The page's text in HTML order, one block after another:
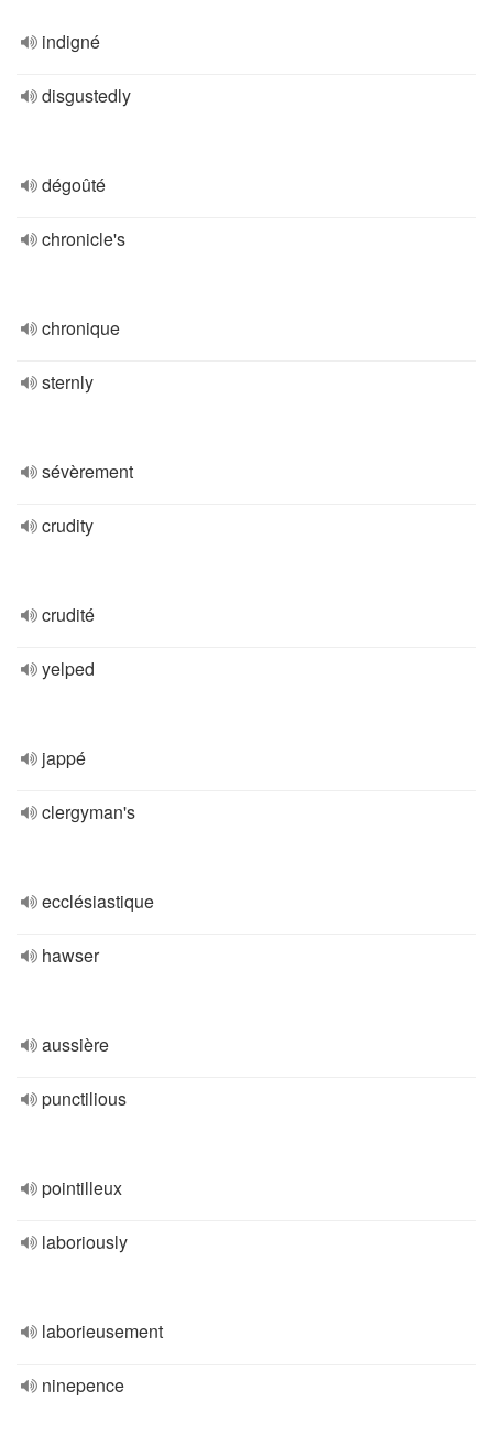
indigné
disgustedly
dégoûté
chronicle's
chronique
sternly
sévèrement
crudity
crudité
yelped
jappé
clergyman's
ecclésiastique
hawser
aussière
punctilious
pointilleux
laboriously
laborieusement
ninepence